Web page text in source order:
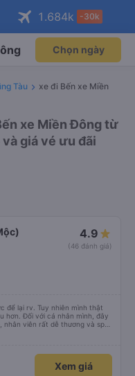
độc
Mở app
bay qua
Mở app
1.684k -30k
Chọn ngày
Tàu
xe đi Bến xe Miền
xe Miền Đông từ
giá vé ưu đãi
4.9
(46 đánh giá)
để lại rv. Tuy nhiên mình thật
hơn. Đối với cá nhân mình, đây
nhân viên rất dễ thương và sp
cho hssv, chuyến xe tết sv
Xem giá